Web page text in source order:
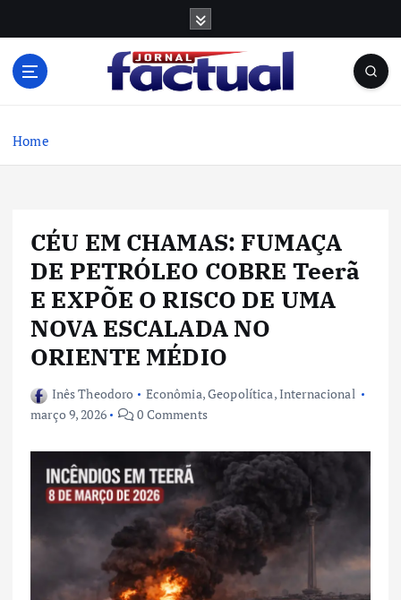
Home
CÉU EM CHAMAS: FUMAÇA
DE PETRÓLEO COBRE Teerã
E EXPÕE O RISCO DE UMA
NOVA ESCALADA NO
ORIENTE MÉDIO
Inês Theodoro Econômia,Geopolítica,Internacional
março 9, 2026
0 Comments